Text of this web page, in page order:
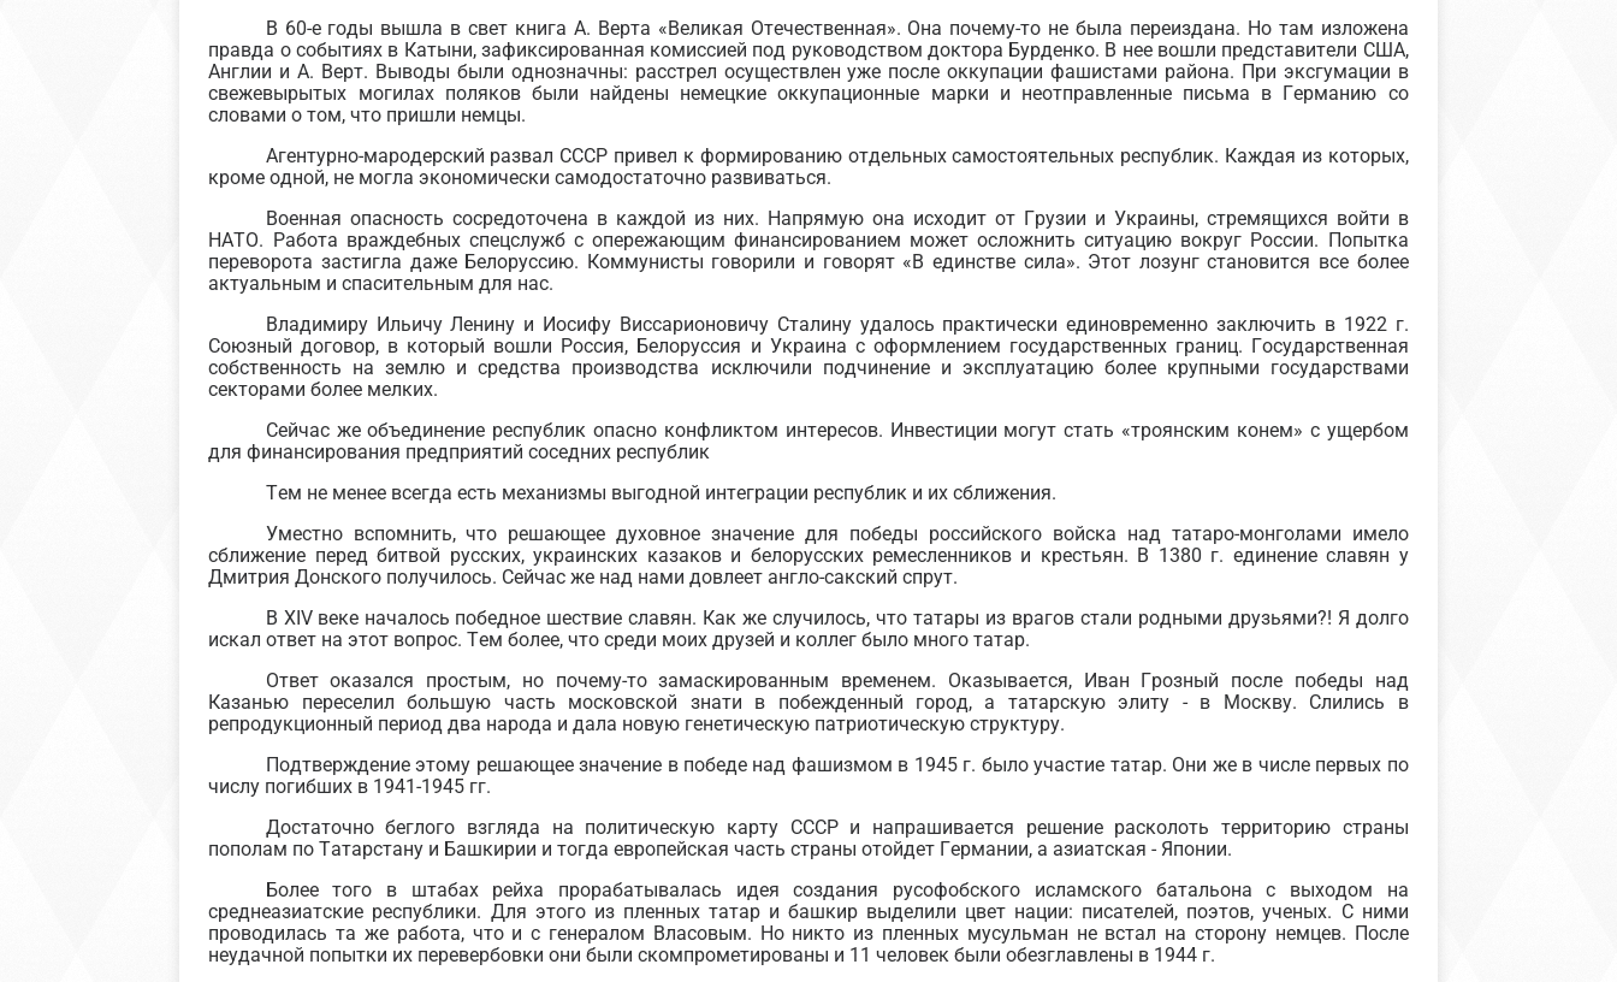
В 60-е годы вышла в свет книга А. Верта «Великая Отечественная». Она почему-то не была переиздана. Но там изложена
правда о событиях в Катыни, зафиксированная комиссией под руководством доктора Бурденко. В нее вошли представители США,
Англии и А. Верт. Выводы были однозначны: расстрел осуществлен уже после оккупации фашистами района. При эксгумации в
свежевырытых могилах поляков были найдены немецкие оккупационные марки и неотправленные письма в Германию со
словами о том, что пришли немцы.
Агентурно-мародерский развал СССР привел к формированию отдельных самостоятельных республик. Каждая из которых,
кроме одной, не могла экономически самодостаточно развиваться.
Военная опасность сосредоточена в каждой из них. Напрямую она исходит от Грузии и Украины, стремящихся войти в
НАТО. Работа враждебных спецслужб с опережающим финансированием может осложнить ситуацию вокруг России. Попытка
переворота застигла даже Белоруссию. Коммунисты говорили и говорят «В единстве сила». Этот лозунг становится все более
актуальным и спасительным для нас.
Владимиру Ильичу Ленину и Иосифу Виссарионовичу Сталину удалось практически единовременно заключить в 1922 г.
Союзный договор, в который вошли Россия, Белоруссия и Украина с оформлением государственных границ. Государственная
собственность на землю и средства производства исключили подчинение и эксплуатацию более крупными государствами
секторами более мелких.
Сейчас же объединение республик опасно конфликтом интересов. Инвестиции могут стать «троянским конем» с ущербом
для финансирования предприятий соседних республик
Тем не менее всегда есть механизмы выгодной интеграции республик и их сближения.
Уместно вспомнить, что решающее духовное значение для победы российского войска над татаро-монголами имело
сближение перед битвой русских, украинских казаков и белорусских ремесленников и крестьян. В 1380 г. единение славян у
Дмитрия Донского получилось. Сейчас же над нами довлеет англо-сакский спрут.
В XIV веке началось победное шествие славян. Как же случилось, что татары из врагов стали родными друзьями?! Я долго
искал ответ на этот вопрос. Тем более, что среди моих друзей и коллег было много татар.
Ответ оказался простым, но почему-то замаскированным временем. Оказывается, Иван Грозный после победы над
Казанью переселил большую часть московской знати в побежденный город, а татарскую элиту - в Москву. Слились в
репродукционный период два народа и дала новую генетическую патриотическую структуру.
Подтверждение этому решающее значение в победе над фашизмом в 1945 г. было участие татар. Они же в числе первых по
числу погибших в 1941-1945 гг.
Достаточно беглого взгляда на политическую карту СССР и напрашивается решение расколоть территорию страны
пополам по Татарстану и Башкирии и тогда европейская часть страны отойдет Германии, а азиатская - Японии.
Более того в штабах рейха прорабатывалась идея создания русофобского исламского батальона с выходом на
среднеазиатские республики. Для этого из пленных татар и башкир выделили цвет нации: писателей, поэтов, ученых. С ними
проводилась та же работа, что и с генералом Власовым. Но никто из пленных мусульман не встал на сторону немцев. После
неудачной попытки их перевербовки они были скомпрометированы и 11 человек были обезглавлены в 1944 г.